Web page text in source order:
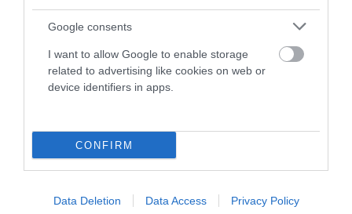
Google consents
I want to allow Google to enable storage
related to advertising like cookies on web or
device identifiers in apps.
CONFIRM
Data Deletion Data Access Privacy Policy
Φορτσάτος Παναθηναϊκός στο
ΣΕΦ
δυναμικά στο Πανελλήνιο Πρωτάθλημα στο ΣΕΦ και θέλει
να ολοκληρώσει αύριο στο ΣΕΦ με τον καλύτερο δυνατό
τρόπο.
05.04.2026 ΠΙΝΓΚ ΠΟΝΓΚ ΑΜΕΑ